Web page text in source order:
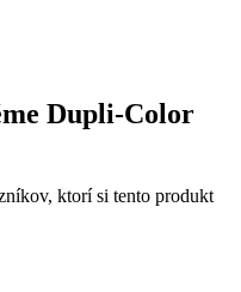
Dupli-Color
ktorí si tento produkt